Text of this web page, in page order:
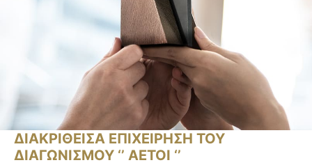
ΔΙΑΚΡΙΘΕΙΣΑ ΕΠΙΧΕΙΡΗΣΗ ΤΟΥ
ΔΙΑΓΩΝΙΣΜΟΥ ‘’ ΑΕΤΟΙ ‘’